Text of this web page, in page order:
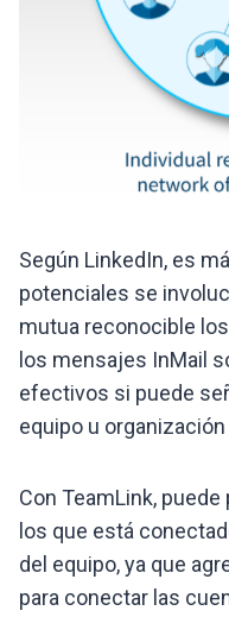
Según LinkedIn, es
potenciales se
mutua reconocible
los mensajes InMail
efectivos si puede
equipo u
Con TeamLink,
los que está
del equipo, ya que
para conectar las